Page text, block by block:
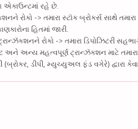
એકાઉન્ટમાં રહે છે.
રોકો -> તમારા સ્ટૉક બ્રોકર્સ સાથે
હિતમાં જારી.
રોકો -> તમારા ડિપોઝિટરી
અન્ય મહત્વપૂર્ણ ટ્રાન્ઝૅક્શન માટે તમારા
ડીપી, મ્યુચ્યુઅલ ફંડ વગેરે) દ્વારા